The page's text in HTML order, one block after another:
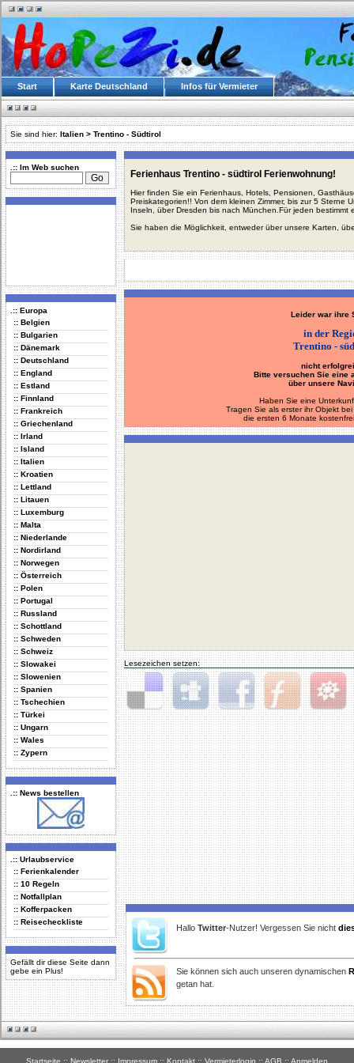
Start Karte Deutschland Infos für Vermieter
Sie sind hier: Italien > Trentino - Südtirol
.:: Im Web suchen
.:: Europa
:: Belgien
:: Bulgarien
:: Dänemark
:: Deutschland
:: England
:: Estland
:: Finnland
:: Frankreich
:: Griechenland
:: Irland
:: Island
:: Italien
:: Kroatien
:: Lettland
:: Litauen
:: Luxemburg
:: Malta
:: Niederlande
:: Nordirland
:: Norwegen
:: Österreich
:: Polen
:: Portugal
:: Russland
:: Schottland
:: Schweden
:: Schweiz
:: Slowakei
:: Slowenien
:: Spanien
:: Tschechien
:: Türkei
:: Ungarn
:: Wales
:: Zypern
.:: News bestellen
.:: Urlaubservice
:: Ferienkalender
:: 10 Regeln
:: Notfallplan
:: Kofferpacken
:: Reisecheckliste
Gefällt dir diese Seite dann
gebe ein Plus!
Ferienhaus Trentino - südtirol Ferienwohnung!
Hier finden Sie ein Ferienhaus, Hotels, Pensionen,
Preiskategorien!! Von dem kleinen Zimmer, bis zur 5 Sterne
Inseln, über Dresden bis nach München.Für jeden bestimmt
Sie haben die Möglichkeit, entweder über unsere Karten,
Leider war ihre
in der
Trentino -
nicht
Bitte versuchen Sie eine
über unsere
Haben Sie eine
Tragen Sie als erster ihr Objekt
die ersten 6 Monate
Lesezeichen setzen:
Delicious Digg Facebook Furl StudiVZ
Hallo Twitter-Nutzer! Vergessen Sie nicht
Sie können sich auch unseren dynamischen
getan hat.
Startseite :: Newsletter :: Impressum :: Kontakt :: Vermieterlogin :: AGB :: Anmelden